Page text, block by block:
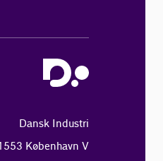
Dansk Industri
København V